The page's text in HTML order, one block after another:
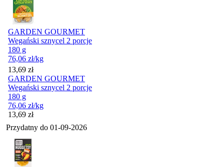
GARDEN GOURMET
Wegański sznycel 2 porcje
180 g
76,06 zł/kg
Cena
13,69 zł
GARDEN GOURMET
Wegański sznycel 2 porcje
180 g
76,06 zł/kg
Cena
13,69 zł
Przydatny do 01-09-2026